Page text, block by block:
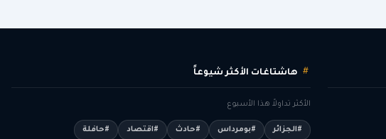
هاشتاغات الأكثر شيوعاً
الأكثر تداولاً هذا الأسبوع
#الجزائر #بومرداس #حادث #اقتصاد #حافلة